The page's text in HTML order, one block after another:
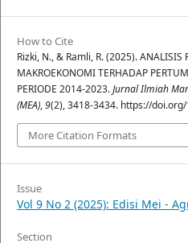
How to Cite
Rizki, N., & Ramli, R. (2025). ANALISIS
MAKROEKONOMI TERHADAP
PERIODE 2014-2023.Jurnal Ilmiah
(MEA),9(2), 3418-3434. https://
More Citation Formats
Issue
Vol 9 No 2 (2025): Edisi Mei -
Section